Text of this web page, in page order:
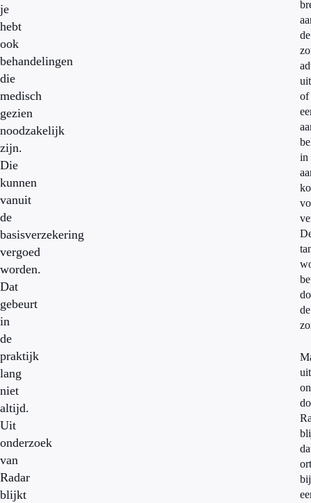
je
hebt
ook
behandelingen
die
medisch
gezien
noodzakelijk
zijn.
Die
kunnen
vanuit
de
basisverzekering
vergoed
worden.
Dat
gebeurt
in
de
praktijk
lang
niet
altijd.
Uit
onderzoek
van
Radar
blijkt
de
uit
of
in
de
uit
bij